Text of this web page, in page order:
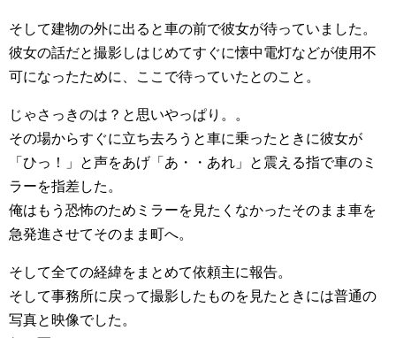
そして建物の外に出ると車の前で彼女が待っていました。
彼女の話だと撮影しはじめてすぐに懐中電灯などが使用不
可になったために、ここで待っていたとのこと。
じゃさっきのは？と思いやっぱり。。
その場からすぐに立ち去ろうと車に乗ったときに彼女が
「ひっ！」と声をあげ「あ・・あれ」と震える指で車のミ
ラーを指差した。
俺はもう恐怖のためミラーを見たくなかったそのまま車を
急発進させてそのまま町へ。
そして全ての経緯をまとめて依頼主に報告。
そして事務所に戻って撮影したものを見たときには普通の
写真と映像でした。